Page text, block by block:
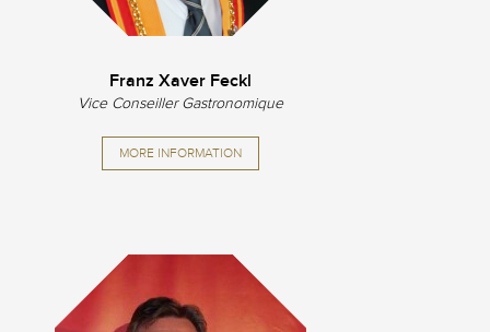
Franz Xaver Feckl
Vice Conseiller Gastronomique
MORE INFORMATION